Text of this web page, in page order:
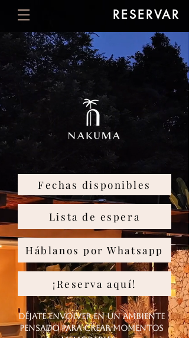
RESERVAR
Fechas disponibles
Lista de espera
Háblanos por Whatsapp
​déjate envolver en un ambiente
pensado para crear momentos
¡Reserva aquí!